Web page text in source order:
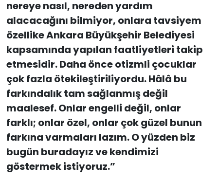
nereye nasıl, nereden yardım
alacacağını bilmiyor, onlara tavsiyem
özellike Ankara Büyükşehir Belediyesi
kapsamında yapılan faatliyetleri takip
etmesidir. Daha önce otizmli çocuklar
çok fazla ötekileştiriliyordu. Hâlâ bu
farkındalık tam sağlanmış değil
maalesef. Onlar engelli değil, onlar
farklı; onlar özel, onlar çok güzel bunun
farkına varmaları lazım. O yüzden biz
bugün buradayız ve kendimizi
göstermek istiyoruz.”